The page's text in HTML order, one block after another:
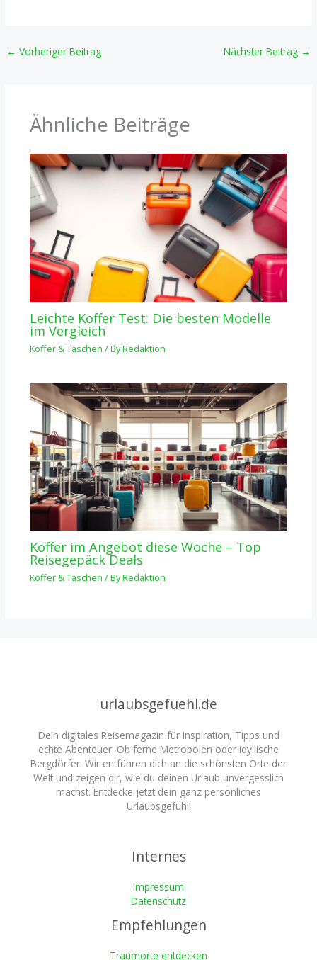
← Vorheriger Beitrag Nächster Beitrag →
Ähnliche Beiträge
Leichte Koffer Test: Die besten Modelle
im Vergleich
Koffer & Taschen / ByRedaktion
Koffer im Angebot diese Woche – Top
Reisegepäck Deals
Koffer & Taschen / ByRedaktion
urlaubsgefuehl.de
Dein digitales Reisemagazin für Inspiration, Tipps und
echte Abenteuer. Ob ferne Metropolen oder idyllische
Bergdörfer: Wir entführen dich an die schönsten Orte der
Welt und zeigen dir, wie du deinen Urlaub unvergesslich
machst. Entdecke jetzt dein ganz persönliches
Urlaubsgefühl!
Internes
Impressum
Datenschutz
Empfehlungen
Traumorte entdecken